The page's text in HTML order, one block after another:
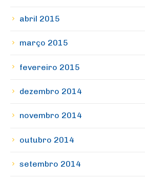
abril 2015
março 2015
fevereiro 2015
dezembro 2014
novembro 2014
outubro 2014
setembro 2014